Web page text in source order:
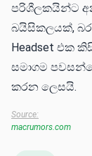
පරිශීලකයින්ට
බයිසිකලයක්, බර
Headset එක
සමාගම
කරන ලෙසයි.
Source:
macrumors.com